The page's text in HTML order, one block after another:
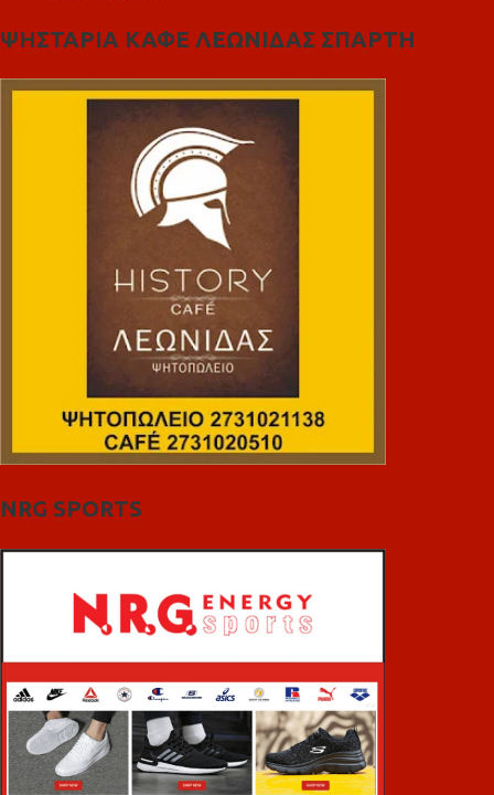
ΨΗΣΤΑΡΙΑ ΚΑΦΕ ΛΕΩΝΙΔΑΣ ΣΠΑΡΤΗ
NRG SPORTS